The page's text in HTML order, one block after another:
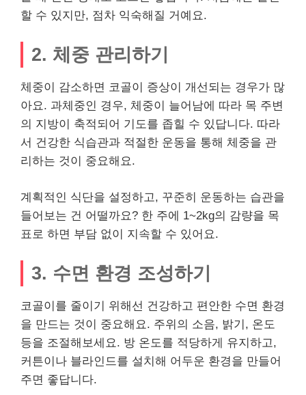
할 수 있지만, 점차 익숙해질 거예요.
2. 체중 관리하기
체중이 감소하면 코골이 증상이 개선되는 경우가 많
아요. 과체중인 경우, 체중이 늘어남에 따라 목 주변
의 지방이 축적되어 기도를 좁힐 수 있답니다. 따라
서 건강한 식습관과 적절한 운동을 통해 체중을 관
리하는 것이 중요해요.
계획적인 식단을 설정하고, 꾸준히 운동하는 습관을
들어보는 건 어떨까요? 한 주에 1~2kg의 감량을 목
표로 하면 부담 없이 지속할 수 있어요.
3. 수면 환경 조성하기
코골이를 줄이기 위해선 건강하고 편안한 수면 환경
을 만드는 것이 중요해요. 주위의 소음, 밝기, 온도
등을 조절해보세요. 방 온도를 적당하게 유지하고,
커튼이나 블라인드를 설치해 어두운 환경을 만들어
주면 좋답니다.